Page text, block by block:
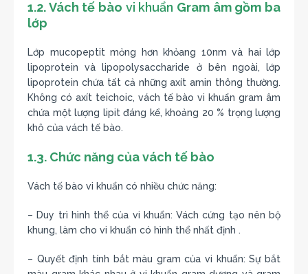
1.2. Vách tế bào vi khuẩn Gram âm gồm ba
lớp
Lớp mucopeptit mỏng hơn khỏang 10nm và hai lớp
lipoprotein và lipopolysaccharide ở bên ngoài, lớp
lipoprotein chứa tất cả những axít amin thông thường.
Không có axít teichoic, vách tế bào vi khuẩn gram âm
chứa một lượng lipit đáng kể, khoảng 20 % trọng lượng
khô của vách tế bào.
1.3. Chức năng của vách tế bào
Vách tế bào vi khuẩn có nhiều chức năng:
– Duy trì hình thể của vi khuẩn: Vách cứng tạo nên bộ
khung, làm cho vi khuẩn có hình thể nhất định .
– Quyết định tính bắt màu gram của vi khuẩn: Sự bắt